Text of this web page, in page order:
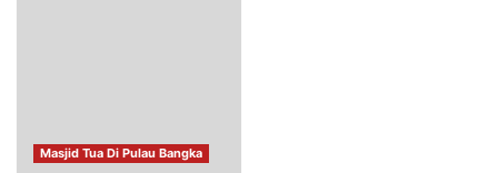
Masjid Tua Di Pulau Bangka